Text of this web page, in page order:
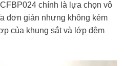
chính là lựa chọn vô
đơn giản nhưng không kém
của khung sắt và lớp đệm